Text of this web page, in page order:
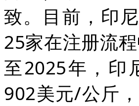
致。目前，印
25家在注册流
至2025年，印
902美元/公斤